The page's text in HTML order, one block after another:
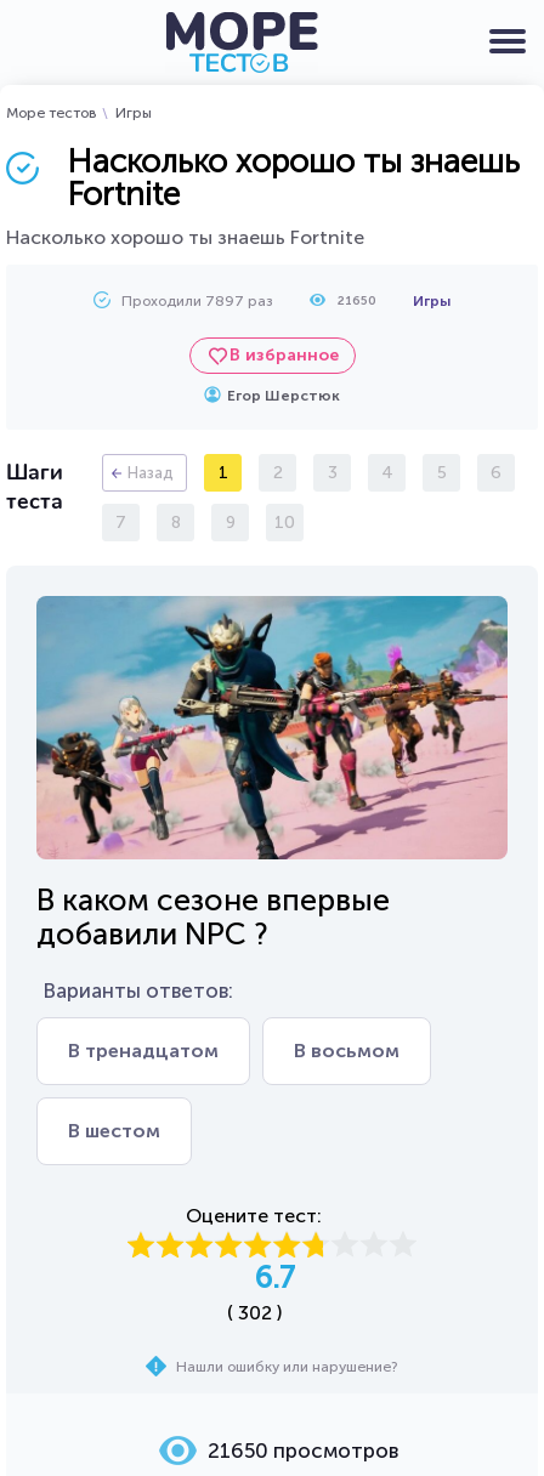
Море тестов Игры
Насколько хорошо ты знаешь
Fortnite
Насколько хорошо ты знаешь Fortnite
Проходили 7897 раз 21650 Игры
В избранное
Егор Шерстюк
Шаги
теста
Назад 1 2 3 4 5 6
7 8 9 10
В каком сезоне впервые
добавили NPC ?
Варианты ответов:
В тренадцатом В восьмом
В шестом
Оцените тест:
6.7
( 302 )
Нашли ошибку или нарушение?
21650 просмотров